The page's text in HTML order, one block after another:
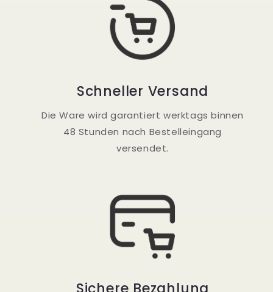
Schneller Versand
Die Ware wird garantiert werktags binnen
48 Stunden nach Bestelleingang
versendet.